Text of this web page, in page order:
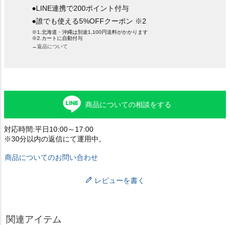
●LINE連携で200ポイント付与
●誰でも使える5%OFFクーポン ※2
※1.北海道・沖縄は別途1,100円送料がかかります
※2.カートに自動付与
→返品について
商品についての相談をする
対応時間:平日10:00～17:00
※30分以内の返信にて運用中。
商品についてのお問い合わせ
レビューを書く
関連アイテム